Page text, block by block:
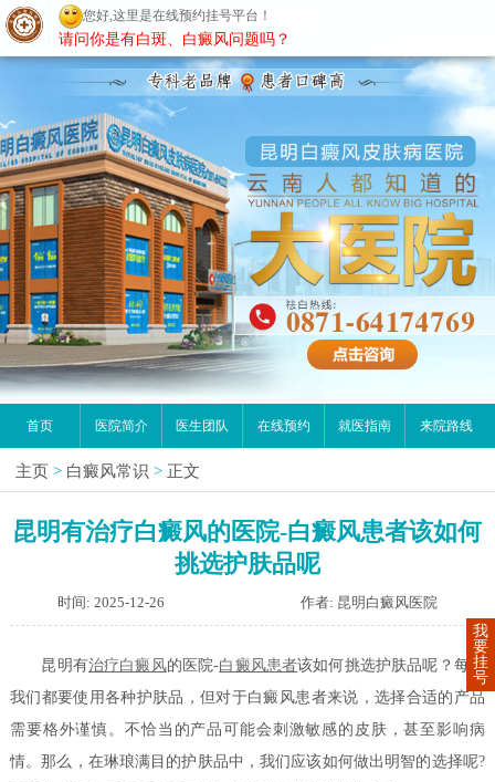
昆明白癜风医院
首页 医院简介 医生团队 在线预约 就医指南 来院路线
主页 > 白癜风常识 > 正文
昆明有治疗白癜风的医院-白癜风患者该如何
挑选护肤品呢
时间: 2025-12-26 作者: 昆明白癜风医院
昆明有治疗白癜风的医院-白癜风患者该如何挑选护肤品呢？每天
我们都要使用各种护肤品，但对于白癜风患者来说，选择合适的产品
需要格外谨慎。不恰当的产品可能会刺激敏感的皮肤，甚至影响病
情。那么，在琳琅满目的护肤品中，我们应该如何做出明智的选择呢?
我
要
挂
号
您好,这里是在线预约挂号平台！
请问你是有白斑、白癜风问题吗？